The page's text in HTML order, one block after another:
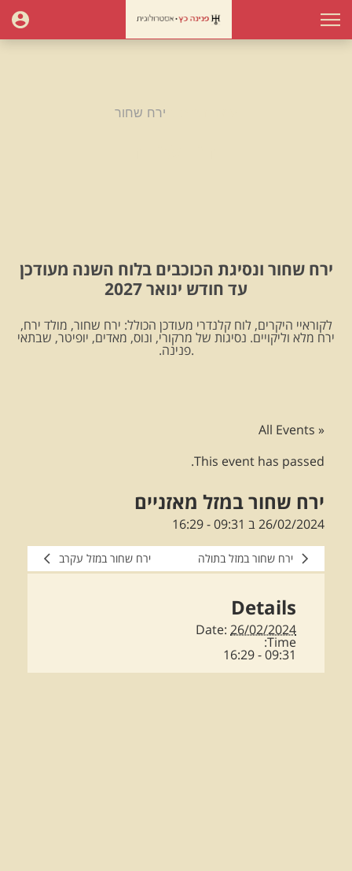
ירח שחור
ירח שחור ונסיגת הכוכבים בלוח השנה מעודכן
עד חודש ינואר 2027
לקוראיי היקרים, לוח קלנדרי מעודכן הכולל: ירח שחור, מולד ירח,
ירח מלא וליקויים. נסיגות של מרקורי, ונוס, מאדים, יופיטר, שבתאי
.פנינה.
« All Events
This event has passed.
ירח שחור במזל מאזניים
26/02/2024 ב 09:31 -
16:29
ירח שחור במזל בתולה ירח שחור במזל עקרב
Details
Date: 26/02/2024
Time:
09:31 - 16:29